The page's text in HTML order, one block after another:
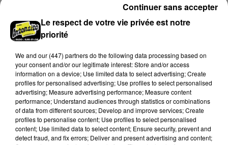
hauteur de Sainville en direction d'Orléans.
A LA UNE
Le respect de votre vie privée est notre
priorité
We and our (447) partnersdo the following data processing based on
your consent and/or our legitimate interest: Store and/or access
information on a device; Use limited data to select advertising; Create
profiles for personalised advertising; Use profiles to select personalised
advertising; Measure advertising performance; Measure content
performance; Understand audiences through statistics or combinations
of data from different sources; Develop and improve services; Create
profiles to personalise content; Use profiles to select personalised
content; Use limited data to select content; Ensure security, prevent and
detect fraud, and fix errors; Deliver and present advertising and content;
Continuer sans accepter